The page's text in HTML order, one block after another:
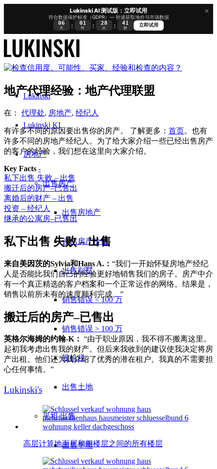
×
Lukinski AI 测试版：立即试用
符合数据保护标准（GDPR）— 秒速获取地价与市场数据
06
天 : 01
时 : 28
分 : 40
秒
立即试用
Lukinski
Lukinski KI
房地产
出售房产
出售房地产
评估房产价值
出售别墅
销售错误 < 100 万
销售错误 > 100 万
投机税
出售土地
平坦出售
出售平坦
地产代理经验：地产代理联盟
在： 代理处, 房地产, 经纪人
有许多不同的原因要出售你的房产。 了解更多： 首页。也有
许多不同的房地产经纪人。为了给大家介绍一些已经出售房产
的客户的经验，我们想在这里向大家介绍。
Key Facts -
私下出售 失败 – 出售
搬迁后的房产–已售出
离婚后的财产 – 出售
投资 – 经纪人
继承的公寓房–已售出
私下出售 失败 – 出售
来自美因茨的Sylvia和Hans A.： “我们一开始怀疑房地产经纪
人是否能比我们自己的经验更好地销售我们的房子。房产中介
有一个真正精选的客户档案和一个正常运作的网络。结果是，
销售以前所未有的速度顺利完成。”
搬迁后的房产–已售出
英格尔海姆的约翰-K： “由于职业原因，我不得不搬离这里。
起初我考虑出售我的财产。但后来我收到的建议使我决定将房
产出租。他们还为我介绍了优秀的潜在租户。我真的不需要担
心任何事情。”
Lukinski's
高层计算地面层和阁楼层之间的所有楼层